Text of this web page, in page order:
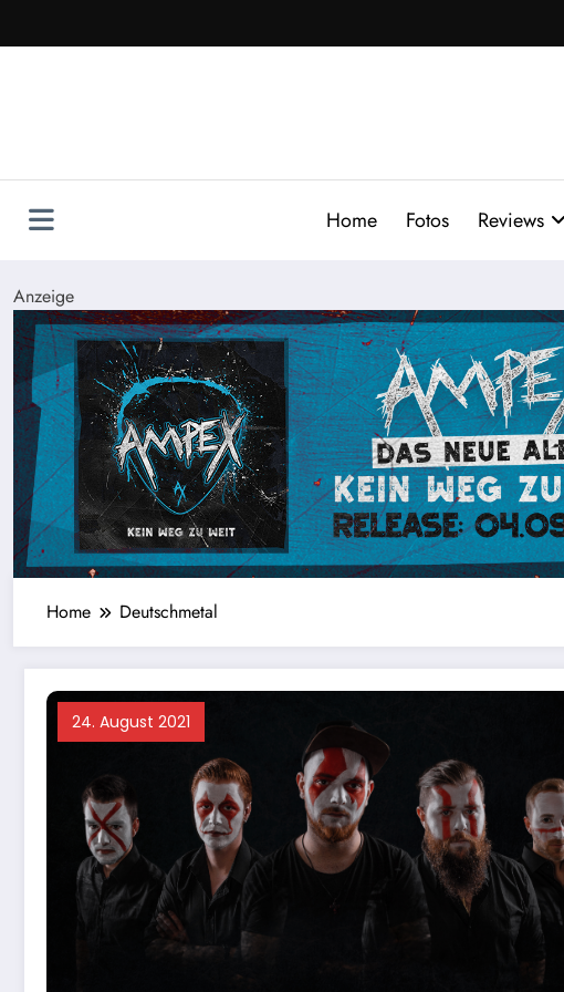
Inhalt
Home Fotos Reviews
Anzeige
Home Deutschmetal
24. August 2021